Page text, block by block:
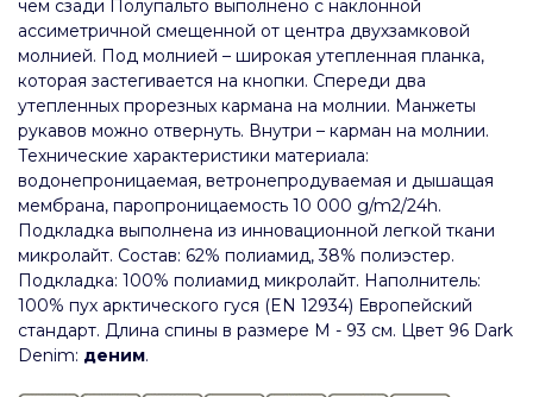
чем сзади Полупальто выполнено с наклонной
ассиметричной смещенной от центра двухзамковой
молнией. Под молнией – широкая утепленная планка,
которая застегивается на кнопки. Спереди два
утепленных прорезных кармана на молнии. Манжеты
рукавов можно отвернуть. Внутри – карман на молнии.
Технические характеристики материала:
водонепроницаемая, ветронепродуваемая и дышащая
мембрана, паропроницаемость 10 000 g/m2/24h.
Подкладка выполнена из инновационной легкой ткани
микролайт. Состав: 62% полиамид, 38% полиэстер.
Подкладка: 100% полиамид микролайт. Наполнитель:
100% пух арктического гуся (EN 12934) Европейский
стандарт. Длина спины в размере М - 93 см. Цвет 96 Dark
Denim: деним.